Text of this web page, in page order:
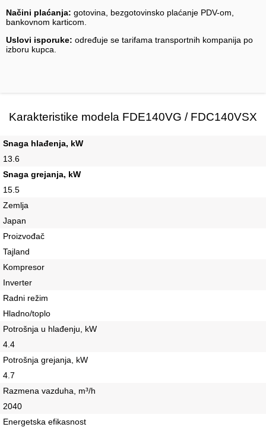
Načini plaćanja: gotovina, bezgotovinsko plaćanje PDV-om,
bankovnom karticom.
Uslovi isporuke: određuje se tarifama transportnih kompanija po
izboru kupca.
Karakteristike modela FDE140VG / FDC140VSX
Snaga hlađenja, kW
13.6
Snaga grejanja, kW
15.5
Zemlja
Japan
Proizvođač
Tajland
Kompresor
Inverter
Radni režim
Hladno/toplo
Potrošnja u hlađenju, kW
4.4
Potrošnja grejanja, kW
4.7
Razmena vazduha, m³/h
2040
Energetska efikasnost